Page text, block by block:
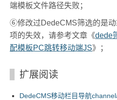
端模板文件路径失败；
⑥修改过DedeCMS筛选的是
项的失效，请参考文章《dede
配模板PC跳转移动端JS》；
扩展阅读
DedeCMS移动栏目导航